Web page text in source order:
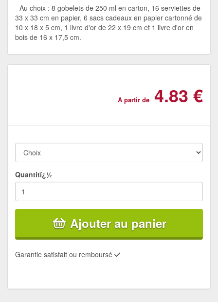
Au choix : 8 gobelets de 250 ml en carton, 16 serviettes de
33 x 33 cm en papier, 6 sacs cadeaux en papier cartonné de
10 x 18 x 5 cm, 1 livre d'or de 22 x 19 cm et 1 livre d'or en
bois de 16 x 17,5 cm.
A partir de 4.83 €
Quantitï¿½
Ajouter au panier
Garantie satisfait ou remboursé